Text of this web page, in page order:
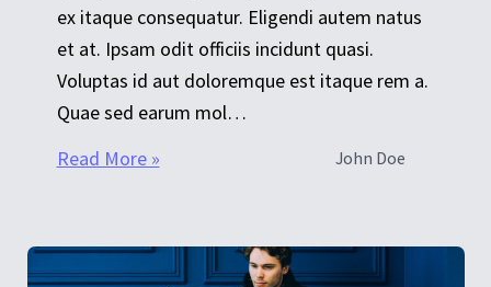
ex itaque consequatur. Eligendi autem natus
et at. Ipsam odit officiis incidunt quasi.
Voluptas id aut doloremque est itaque rem a.
Quae sed earum mol…
Read More »
John Doe